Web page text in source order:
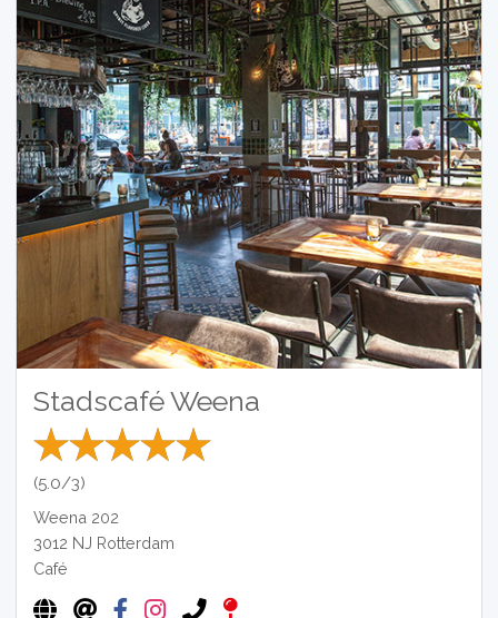
Stadscafé Weena
(5.0/3)
Weena 202
3012 NJ Rotterdam
Café